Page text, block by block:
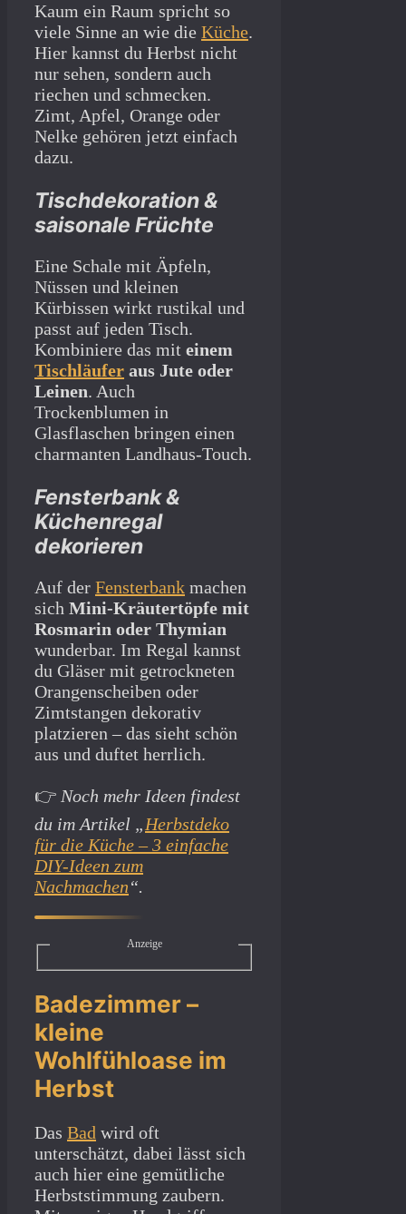
Kaum ein Raum spricht so
viele Sinne an wie die Küche.
Hier kannst du Herbst nicht
nur sehen, sondern auch
riechen und schmecken.
Zimt, Apfel, Orange oder
Nelke gehören jetzt einfach
dazu.
Tischdekoration &
saisonale Früchte
Eine Schale mit Äpfeln,
Nüssen und kleinen
Kürbissen wirkt rustikal und
passt auf jeden Tisch.
Kombiniere das mit einem
Tischläufer aus Jute oder
Leinen. Auch
Trockenblumen in
Glasflaschen bringen einen
charmanten Landhaus-Touch.
Fensterbank &
Küchenregal
dekorieren
Auf der Fensterbank machen
sich Mini-Kräutertöpfe mit
Rosmarin oder Thymian
wunderbar. Im Regal kannst
du Gläser mit getrockneten
Orangenscheiben oder
Zimtstangen dekorativ
platzieren – das sieht schön
aus und duftet herrlich.
👉 Noch mehr Ideen findest
du im Artikel „Herbstdeko
für die Küche – 3 einfache
DIY-Ideen zum
Nachmachen“.
Anzeige
Badezimmer –
kleine
Wohlfühloase im
Herbst
Das Bad wird oft
unterschätzt, dabei lässt sich
auch hier eine gemütliche
Herbststimmung zaubern.